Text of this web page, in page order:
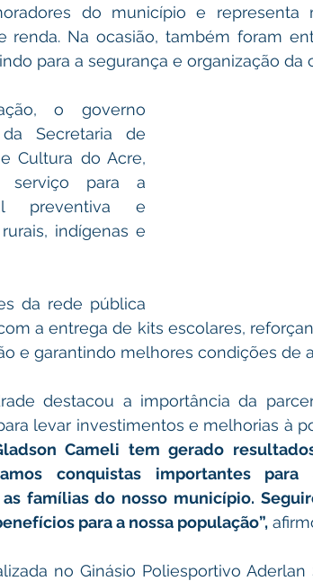
do município e representa
renda. Na ocasião, também foram
para a segurança e organização da
o governo
Secretaria de
Cultura do Acre,
serviço para a
preventiva e
indígenas e
da rede pública
a entrega de kits escolares,
e garantindo melhores condições de
destacou a importância da
levar investimentos e melhorias à
Cameli tem gerado
conquistas importantes
famílias do nosso município.
para a nossa população”,
no Ginásio Poliesportivo Aderlan